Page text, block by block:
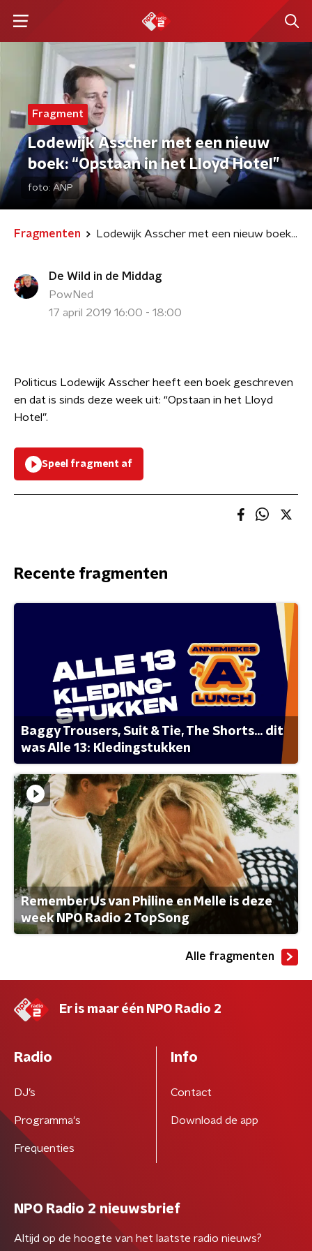
Fragment
Lodewijk Asscher met een nieuw
boek: “Opstaan in het Lloyd Hotel”
foto: ANP
Fragmenten Lodewijk Asscher met een nieuw boek: “Opstaan in het Lloyd Hotel”
De Wild in de Middag
PowNed
17 april 2019 16:00 - 18:00
Politicus Lodewijk Asscher heeft een boek geschreven
en dat is sinds deze week uit: “Opstaan in het Lloyd
Hotel”.
Speel fragment af
Recente fragmenten
Baggy Trousers, Suit & Tie, The Shorts... dit
was Alle 13: Kledingstukken
Remember Us van Philine en Melle is deze
week NPO Radio 2 TopSong
Alle fragmenten
Er is maar één NPO Radio 2
Radio
DJ’s
Programma's
Frequenties
Info
Contact
Download de app
NPO Radio 2 nieuwsbrief
Altijd op de hoogte van het laatste radio nieuws?